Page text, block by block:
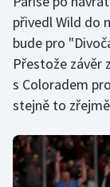
přivedl Wild do
bude pro
Přestože závěr
s Coloradem
stejně to